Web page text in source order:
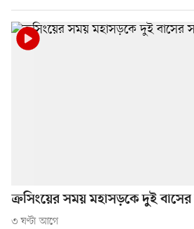
ক্রসিংয়ের সময় মহাসড়কে দুই বাসের
৩ ঘণ্টা আগে